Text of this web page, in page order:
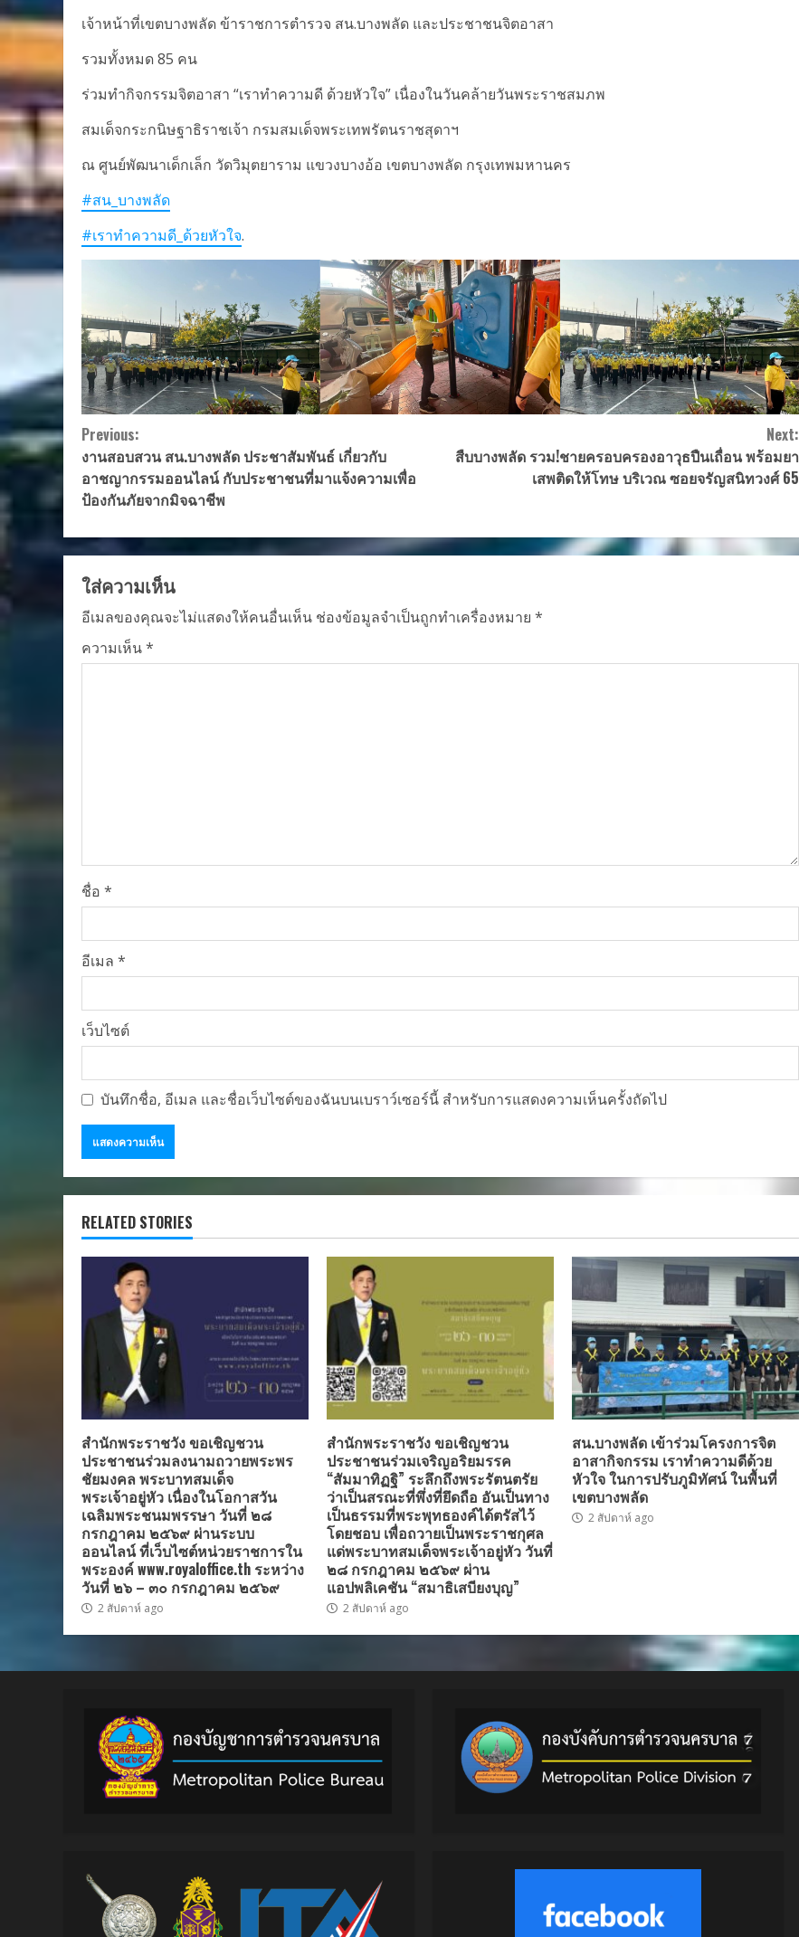
เจ้าหน้าที่เขตบางพลัด ข้าราชการตำรวจ สน.บางพลัด และประชาชนจิตอาสา
รวมทั้งหมด 85 คน
ร่วมทำกิจกรรมจิตอาสา “เราทำความดี ด้วยหัวใจ” เนื่องในวันคล้ายวันพระราชสมภพ
สมเด็จกระกนิษฐาธิราชเจ้า กรมสมเด็จพระเทพรัตนราชสุดาฯ
ณ ศูนย์พัฒนาเด็กเล็ก วัดวิมุตยาราม แขวงบางอ้อ เขตบางพลัด กรุงเทพมหานคร
#สน_บางพลัด
#เราทำความดี_ด้วยหัวใจ.
Continue
Reading
Previous:
งานสอบสวน สน.บางพลัด ประชาสัมพันธ์ เกี่ยวกับ
อาชญากรรมออนไลน์ กับประชาชนที่มาแจ้งความเพื่อ
ป้องกันภัยจากมิจฉาชีพ
Next:
สืบบางพลัด รวม!ชายครอบครองอาวุธปืนเถื่อน พร้อมยา
เสพติดให้โทษ บริเวณ ซอยจรัญสนิทวงศ์ 65
ใส่ความเห็น
อีเมลของคุณจะไม่แสดงให้คนอื่นเห็น ช่องข้อมูลจำเป็นถูกทำเครื่องหมาย *
ความเห็น*
ชื่อ *
อีเมล *
เว็บไซต์
บันทึกชื่อ, อีเมล และชื่อเว็บไซต์ของฉันบนเบราว์เซอร์นี้ สำหรับการแสดงความเห็นครั้งถัดไป
RELATED STORIES
สำนักพระราชวัง ขอเชิญชวน
ประชาชนร่วมลงนามถวายพระพร
ชัยมงคล พระบาทสมเด็จ
พระเจ้าอยู่หัว เนื่องในโอกาสวัน
เฉลิมพระชนมพรรษา วันที่ ๒๘
กรกฎาคม ๒๕๖๙ ผ่านระบบ
ออนไลน์ ที่เว็บไซต์หน่วยราชการใน
พระองค์ www.royaloffice.th ระหว่าง
วันที่ ๒๖ – ๓๐ กรกฎาคม ๒๕๖๙
2 สัปดาห์ ago
สำนักพระราชวัง ขอเชิญชวน
ประชาชนร่วมเจริญอริยมรรค
“สัมมาทิฏฐิ” ระลึกถึงพระรัตนตรัย
ว่าเป็นสรณะที่พึ่งที่ยึดถือ อันเป็นทาง
เป็นธรรมที่พระพุทธองค์ได้ตรัสไว้
โดยชอบ เพื่อถวายเป็นพระราชกุศล
แด่พระบาทสมเด็จพระเจ้าอยู่หัว วันที่
๒๘ กรกฎาคม ๒๕๖๙ ผ่าน
แอปพลิเคชัน “สมาธิเสบียงบุญ”
2 สัปดาห์ ago
สน.บางพลัด เข้าร่วมโครงการจิต
อาสากิจกรรม เราทำความดีด้วย
หัวใจ ในการปรับภูมิทัศน์ ในพื้นที่
เขตบางพลัด
2 สัปดาห์ ago